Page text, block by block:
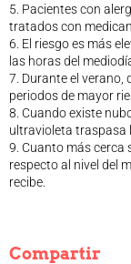
Contacto
5. Pacientes con
tratados con
6. El riesgo es más
las horas del
7. Durante el verano,
periodos de mayor
8. Cuando existe
ultravioleta traspasa
9. Cuanto más cerca
respecto al nivel del
recibe.
Compartir